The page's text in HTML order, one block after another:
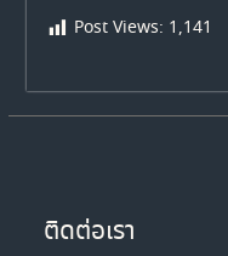
Post Views: 1,141
ติดต่อเรา